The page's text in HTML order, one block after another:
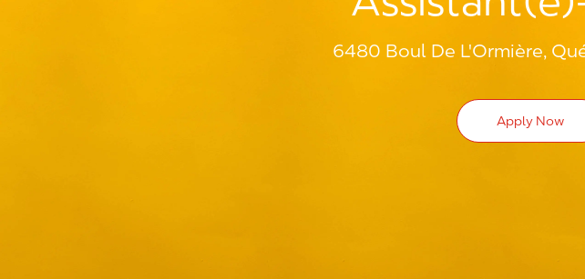
6480 Boul De L'Ormière,
Apply Now